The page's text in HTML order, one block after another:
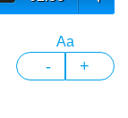
Aa
- +